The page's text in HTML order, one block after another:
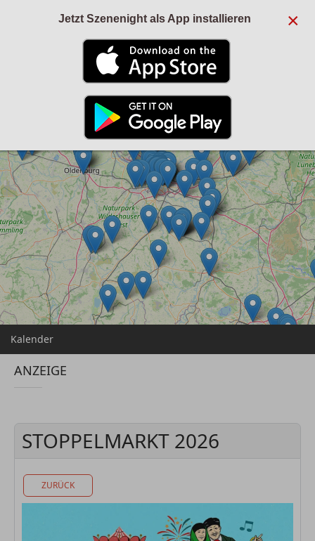
Kalender
ANZEIGE
STOPPELMARKT 2026
ZURÜCK
×
Jetzt Szenenight als App installieren